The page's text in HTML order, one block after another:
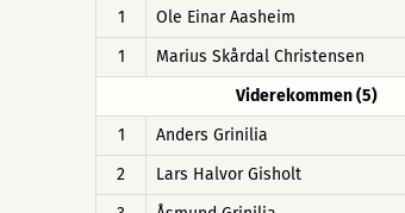
1
Ole Einar Aasheim
1
Marius Skårdal Christensen
Viderekommen (5)
1
Anders Grinilia
2
Lars Halvor Gisholt